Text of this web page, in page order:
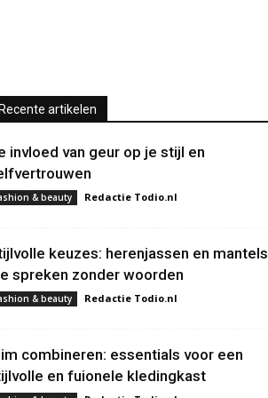
Recente artikelen
invloed van geur op je stijl en
& beauty Redactie Todio.nl
keuzes: herenjassen en mantels
spreken zonder woorden
& beauty Redactie Todio.nl
combineren: essentials voor een
en fuionele kledingkast